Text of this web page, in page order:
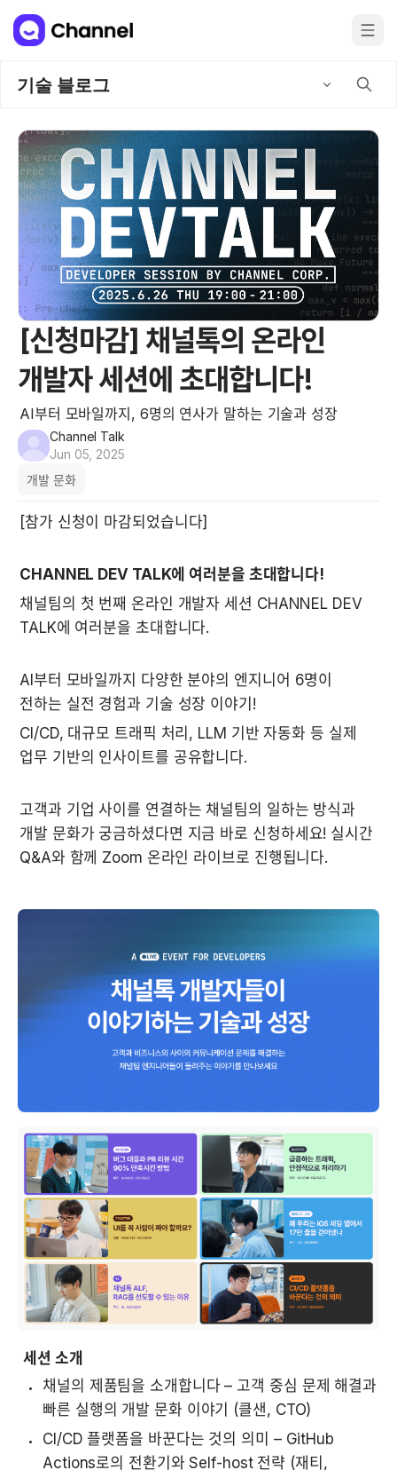
기술 블로그
[신청마감] 채널톡의 온라인
개발자 세션에 초대합니다!
AI부터 모바일까지, 6명의 연사가 말하는 기술과 성장
Channel Talk
Jun 05, 2025
개발 문화
[참가 신청이 마감되었습니다]
CHANNEL DEV TALK에 여러분을 초대합니다!
채널팀의 첫 번째 온라인 개발자 세션 CHANNEL DEV
TALK에 여러분을 초대합니다.
AI부터 모바일까지 다양한 분야의 엔지니어 6명이
전하는 실전 경험과 기술 성장 이야기!
CI/CD, 대규모 트래픽 처리, LLM 기반 자동화 등 실제
업무 기반의 인사이트를 공유합니다.
고객과 기업 사이를 연결하는 채널팀의 일하는 방식과
개발 문화가 궁금하셨다면 지금 바로 신청하세요! 실시간
Q&A와 함께 Zoom 온라인 라이브로 진행됩니다.
세션 소개
채널의 제품팀을 소개합니다 – 고객 중심 문제 해결과
빠른 실행의 개발 문화 이야기 (클샌, CTO)
CI/CD 플랫폼을 바꾼다는 것의 의미 – GitHub
Actions로의 전환기와 Self-host 전략 (재티,